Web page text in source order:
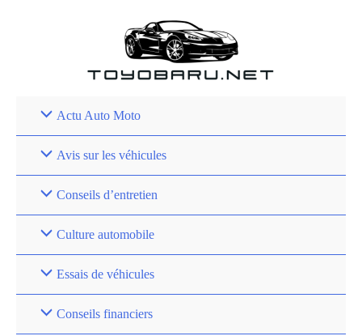
Actu Auto Moto
Avis sur les véhicules
Conseils d’entretien
Culture automobile
Essais de véhicules
Conseils financiers